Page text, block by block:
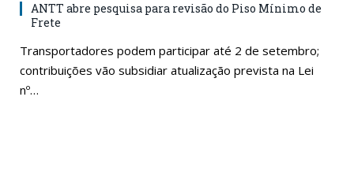
ANTT abre pesquisa para revisão do Piso Mínimo de
Frete
Transportadores podem participar até 2 de setembro;
contribuições vão subsidiar atualização prevista na Lei
nº…